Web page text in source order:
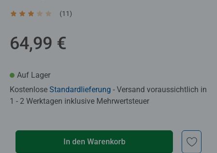
Durchschnittliche Bewertung 3,2 von 5 Sternen.
(11)
64,99 €
Auf Lager
Kostenlose Standardlieferung - Versand voraussichtlich in
1 - 2 Werktagen inklusive Mehrwertsteuer
In den Warenkorb